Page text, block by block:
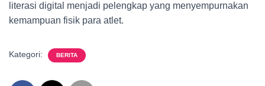
literasi digital menjadi pelengkap yang menyempurnakan
kemampuan fisik para atlet.
Kategori: BERITA